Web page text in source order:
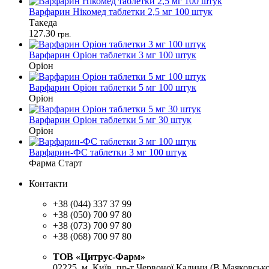
Варфарин Нікомед таблетки 2,5 мг 100 штук
Такеда
127.30 грн.
Варфарин Оріон таблетки 3 мг 100 штук
Оріон
Варфарин Оріон таблетки 5 мг 100 штук
Оріон
Варфарин Оріон таблетки 5 мг 30 штук
Оріон
Варфарин-ФС таблетки 3 мг 100 штук
Фарма Старт
Контакти
+38 (044) 337 37 99
+38 (050) 700 97 80
+38 (073) 700 97 80
+38 (068) 700 97 80
ТОВ «Цитрус-Фарм»